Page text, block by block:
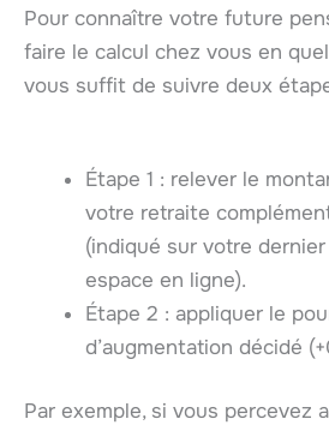
Pour connaître votre future
faire le calcul chez vous en
vous suffit de suivre deux
Étape 1 : relever le
votre retraite
(indiqué sur votre
espace en ligne).
Étape 2 : appliquer le
d’augmentation décidé
Par exemple, si vous percevez